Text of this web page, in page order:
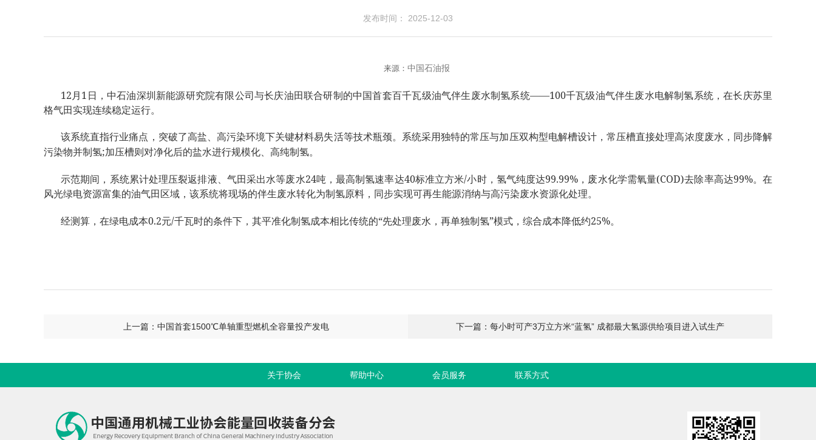
发布时间： 2025-12-03
来源： 中国石油报
12 月 1 日，中石油深圳新能源研究院有限公司与长庆油田联合研制的中国首套百千瓦级油气伴生废水制氢系统——100千瓦级油气伴生废水电解制氢系统，在长庆苏里
格气田实现连续稳定运行。
该系统直指行业痛点，突破了高盐、高污染环境下关键材料易失活等技术瓶颈。系统采用独特的常压与加压双构型电解槽设计，常压槽直接处理高浓度废水，同步降解
污染物并制氢;加压槽则对净化后的盐水进行规模化、高纯制氢。
示范期间，系统累计处理压裂返排液、气田采出水等废水24吨，最高制氢速率达40标准立方米/小时，氢气纯度达99.99% ，废水化学需氧量(COD)去除率高达99%。在
风光绿电资源富集的油气田区域，该系统将现场的伴生废水转化为制氢原料，同步实现可再生能源消纳与高污染废水资源化处理。
经测算，在绿电成本0.2元/千瓦时的条件下，其平准化制氢成本相比传统的“先处理废水，再单独制氢”模式，综合成本降低约25%。
上一篇：中国首套1500℃单轴重型燃机全容量投产发电 下一篇：每小时可产3万立方米“蓝氢” 成都最大氢源供给项目进入试生产
关于协会 帮助中心 会员服务 联系方式